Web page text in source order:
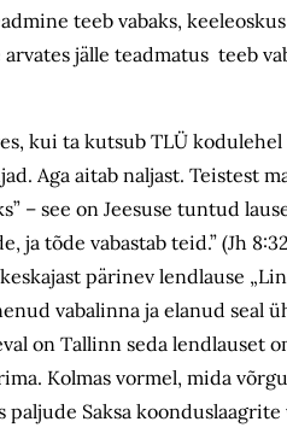
teeb vabaks,
jälle teadmatus teeb
kui ta kutsub TLÜ
Aga aitab naljast. Teistest
– see on Jeesuse tuntud
tõde vabastab teid.” (Jh
pärinev lendlause
vabalinna ja elanud seal
on Tallinn seda lendlauset
Kolmas vormel, mida
Saksa koonduslaagrite